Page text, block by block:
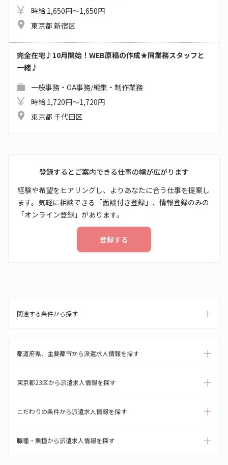
時給 1,650円～1,650円
東京都 新宿区
完全在宅♪10月開始！WEB原稿の作成★同業務スタッフと
一緒♪
一般事務・OA事務/編集・制作業務
時給 1,720円～1,720円
東京都 千代田区
登録するとご案内できる仕事の幅が広がります
経験や希望をヒアリングし、よりあなたに合う仕事を提案し
ます。気軽に相談できる「面談付き登録」、情報登録のみの
「オンライン登録」があります。
登録する
関連する条件から探す
都道府県、主要都市から派遣求人情報を探す
東京都23区から派遣求人情報を探す
こだわりの条件から派遣求人情報を探す
職種・業種から派遣求人情報を探す